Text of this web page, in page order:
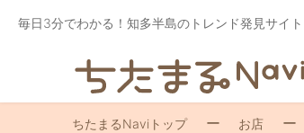
毎日3分でわかる！知多半島のトレンド発見サイト
ちたまるNaviトップ お店